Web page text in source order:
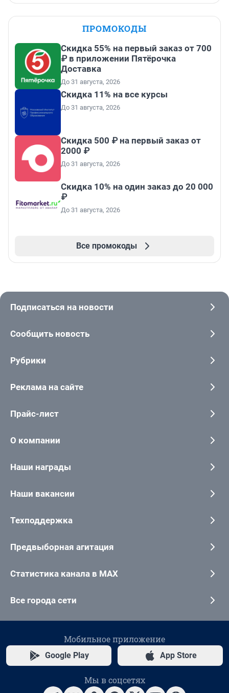
ПРОМОКОДЫ
Скидка 55% на первый заказ от 700
₽ в приложении Пятёрочка
Доставка
До 31 августа, 2026
Скидка 11% на все курсы
До 31 августа, 2026
Скидка 500 ₽ на первый заказ от
2000 ₽
До 31 августа, 2026
Скидка 10% на один заказ до 20 000
₽
До 31 августа, 2026
Все промокоды
Подписаться на новости
Сообщить новость
Рубрики
Реклама на сайте
Прайс-лист
О компании
Наши награды
Наши вакансии
Техподдержка
Предвыборная агитация
Статистика канала в MAX
Все города сети
Мобильное приложение
Google Play App Store
Мы в соцсетях